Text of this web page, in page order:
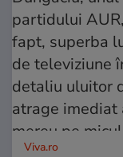
Viva.ro